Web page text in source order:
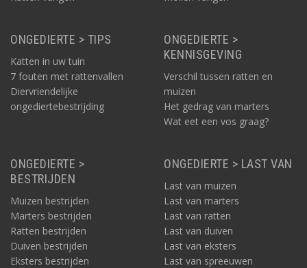
ONGEDIERTE > TIPS
Katten in uw tuin
7 fouten met rattenvallen
Diervriendelijke
ongediertebestrijding
ONGEDIERTE >
KENNISGEVING
Verschil tussen ratten en
muizen
Het gedrag van marters
Wat eet een vos graag?
ONGEDIERTE >
BESTRIJDEN
Muizen bestrijden
Marters bestrijden
Ratten bestrijden
Duiven bestrijden
Eksters bestrijden
ONGEDIERTE > LAST VAN
Last van muizen
Last van marters
Last van ratten
Last van duiven
Last van eksters
Last van spreeuwen